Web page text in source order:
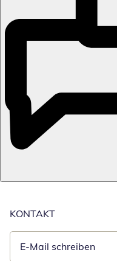
KONTAKT
E-Mail schreiben
Öffnet E-Mail-Client